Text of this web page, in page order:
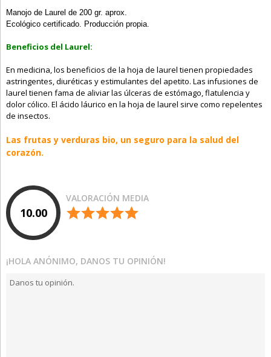
Manojo de Laurel de 200 gr. aprox.
Ecológico certificado. Producción propia.
Beneficios del Laurel:
En medicina, los beneficios de la hoja de laurel tienen propiedades
astringentes, diuréticas y estimulantes del apetito. Las infusiones de
laurel tienen fama de aliviar las úlceras de estómago, flatulencia y
dolor cólico. El ácido láurico en la hoja de laurel sirve como repelentes
de insectos.
Las frutas y verduras bio, un seguro para la salud del
corazón.
10.00
VALORACIÓN MEDIA
¡HOLA ANÓNIMO, DANOS TU OPINIÓN!